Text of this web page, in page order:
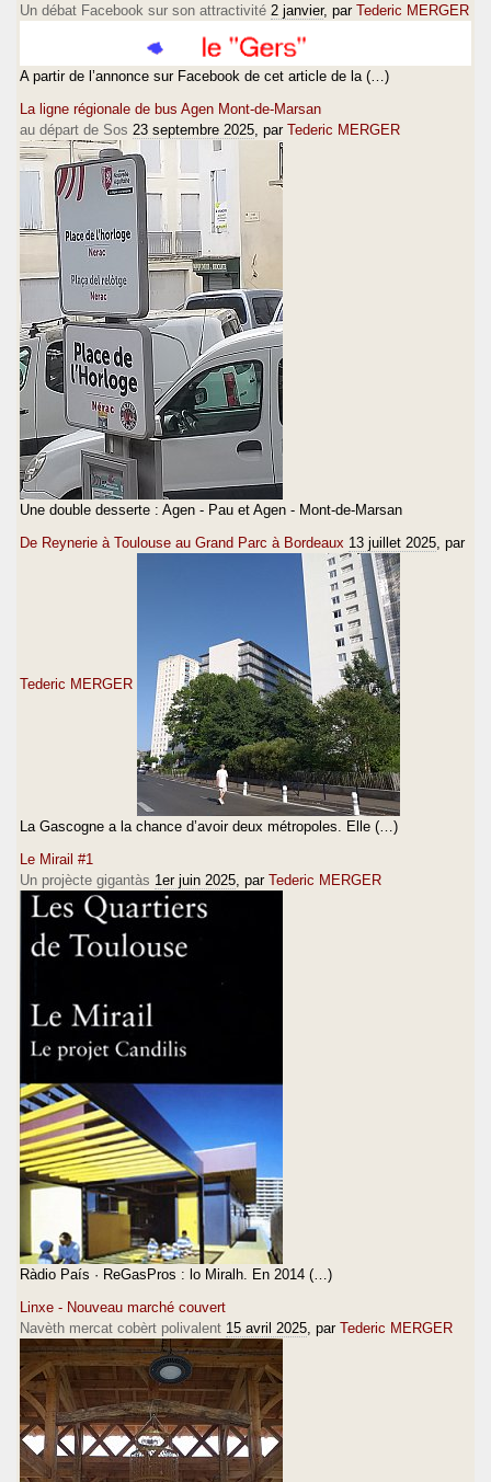
Un débat Facebook sur son attractivité 2 janvier, par Tederic MERGER
A partir de l’annonce sur Facebook de cet article de la (…)
La ligne régionale de bus Agen Mont-de-Marsan
au départ de Sos 23 septembre 2025, par Tederic MERGER
Une double desserte : Agen - Pau et Agen - Mont-de-Marsan
De Reynerie à Toulouse au Grand Parc à Bordeaux 13 juillet 2025, par
Tederic MERGER
La Gascogne a la chance d’avoir deux métropoles. Elle (…)
Le Mirail #1
Un projècte gigantàs 1er juin 2025, par Tederic MERGER
Ràdio País · ReGasPros : lo Miralh. En 2014 (…)
Linxe - Nouveau marché couvert
Navèth mercat cobèrt polivalent 15 avril 2025, par Tederic MERGER